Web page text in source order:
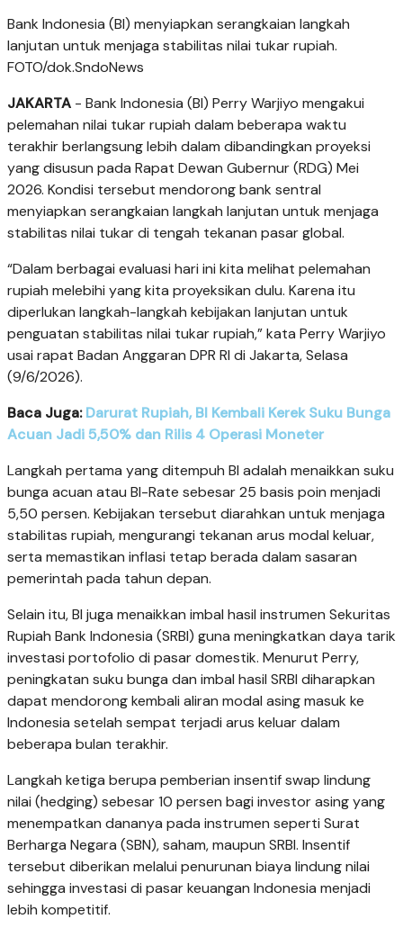
Bank Indonesia (BI) menyiapkan serangkaian langkah
lanjutan untuk menjaga stabilitas nilai tukar rupiah.
FOTO/dok.SndoNews
JAKARTA - Bank Indonesia (BI) Perry Warjiyo mengakui
pelemahan nilai tukar rupiah dalam beberapa waktu
terakhir berlangsung lebih dalam dibandingkan proyeksi
yang disusun pada Rapat Dewan Gubernur (RDG) Mei
2026. Kondisi tersebut mendorong bank sentral
menyiapkan serangkaian langkah lanjutan untuk menjaga
stabilitas nilai tukar di tengah tekanan pasar global.
“Dalam berbagai evaluasi hari ini kita melihat pelemahan
rupiah melebihi yang kita proyeksikan dulu. Karena itu
diperlukan langkah-langkah kebijakan lanjutan untuk
penguatan stabilitas nilai tukar rupiah,” kata Perry Warjiyo
usai rapat Badan Anggaran DPR RI di Jakarta, Selasa
(9/6/2026).
Baca Juga:Darurat Rupiah, BI Kembali Kerek Suku Bunga
Acuan Jadi 5,50% dan Rilis 4 Operasi Moneter
Langkah pertama yang ditempuh BI adalah menaikkan suku
bunga acuan atau BI-Rate sebesar 25 basis poin menjadi
5,50 persen. Kebijakan tersebut diarahkan untuk menjaga
stabilitas rupiah, mengurangi tekanan arus modal keluar,
serta memastikan inflasi tetap berada dalam sasaran
pemerintah pada tahun depan.
Selain itu, BI juga menaikkan imbal hasil instrumen Sekuritas
Rupiah Bank Indonesia (SRBI) guna meningkatkan daya tarik
investasi portofolio di pasar domestik. Menurut Perry,
peningkatan suku bunga dan imbal hasil SRBI diharapkan
dapat mendorong kembali aliran modal asing masuk ke
Indonesia setelah sempat terjadi arus keluar dalam
beberapa bulan terakhir.
Langkah ketiga berupa pemberian insentif swap lindung
nilai (hedging) sebesar 10 persen bagi investor asing yang
menempatkan dananya pada instrumen seperti Surat
Berharga Negara (SBN), saham, maupun SRBI. Insentif
tersebut diberikan melalui penurunan biaya lindung nilai
sehingga investasi di pasar keuangan Indonesia menjadi
lebih kompetitif.